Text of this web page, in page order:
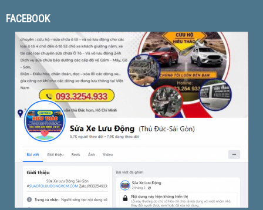
FACEBOOK